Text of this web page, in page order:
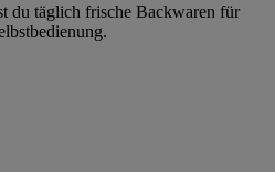
du täglich frische Backwaren für